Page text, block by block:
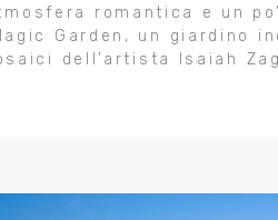
romantica e un
Garden, un giardino
dell’artista Isaiah